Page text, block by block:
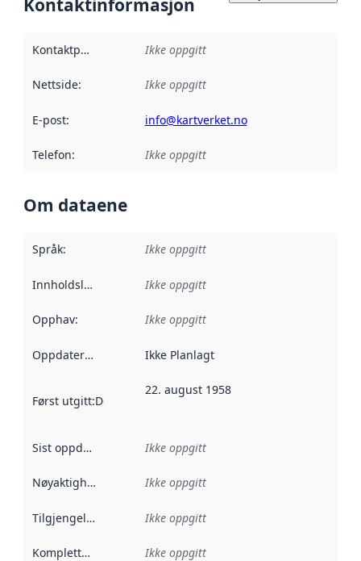
Kontaktinformasjon
Kontaktpunkt Ikke oppgitt
Nettside: Ikke oppgitt
E-post: info@kartverket.no
Telefon: Ikke oppgitt
Om dataene
Språk: Ikke oppgitt
Innholdsleverandører :
Ikke oppgitt
Opphav: Ikke oppgitt
Oppdateringsfrekvens :
Ikke Planlagt
Først utgitt:Denne datoen sier når dataene i dette
22. august 1958
Sist oppdatert Ikke oppgitt
Nøyaktighet Ikke oppgitt
Tilgjengelighet Ikke oppgitt
Kompletthet Ikke oppgitt